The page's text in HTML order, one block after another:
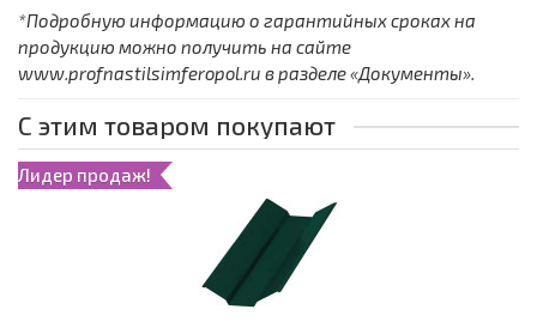
*Подробную информацию о гарантийных сроках на
продукцию можно получить на сайте
www.profnastilsimferopol.ru в разделе «Документы».
С этим товаром покупают
Лидер продаж!